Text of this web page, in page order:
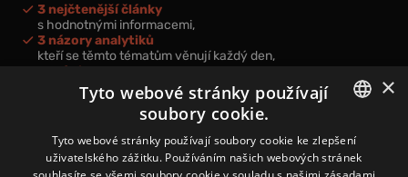
3 nejčtenější články
s hodnotnými informacemi,
3 názory analytiků
kteří se těmto tématům věnují každý den,
nová videa a podcasty
k prohloubení vašich znalostí.
CZECH
×
Tyto webové stránky používají
soubory cookie.
Tyto webové stránky používají soubory cookie ke zlepšení
uživatelského zážitku. Používáním našich webových stránek